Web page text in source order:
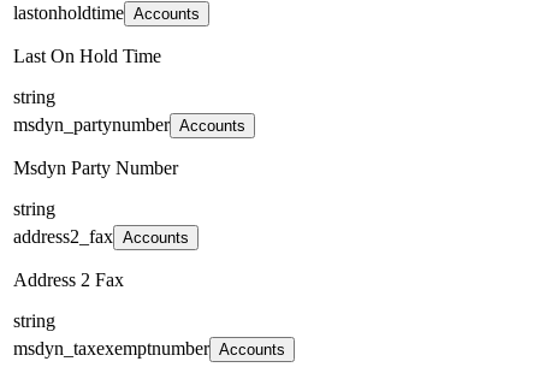
lastonholdtime Accounts
Last On Hold Time
string
msdyn_partynumber Accounts
Msdyn Party Number
string
address2_fax Accounts
Address 2 Fax
string
msdyn_taxexemptnumber Accounts